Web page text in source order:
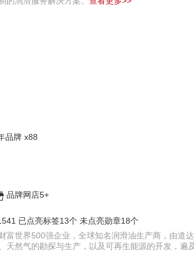
品牌 x88
品牌网店5+
已点亮标签13个 未点亮勋章18个
富世界500强企业，全球知名润滑油生产商，由道
天然气的勘探与生产，以及可再生能源的开发，